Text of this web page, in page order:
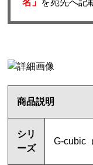
商品説明
シリ
ーズ
G-cubic